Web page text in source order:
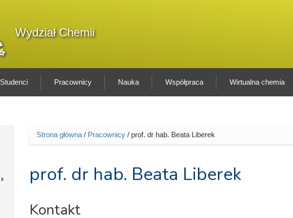
Wydział Chemii
Studenci Pracownicy Nauka Współpraca Wirtualna chemia
Jesteś tutaj
Strona główna/ Pracownicy/ prof. dr hab. Beata Liberek
prof. dr hab. Beata Liberek
Kontakt